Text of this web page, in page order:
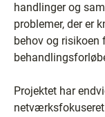
handlinger og
problemer, der er
behov og risikoen
Projektet har